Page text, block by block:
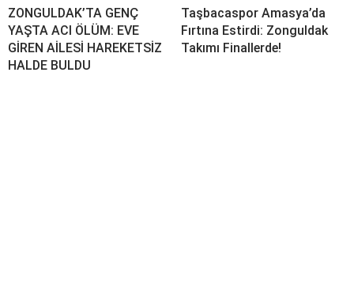
ZONGULDAK’TA GENÇ
YAŞTA ACI ÖLÜM: EVE
GİREN AİLESİ HAREKETSİZ
HALDE BULDU
Taşbacaspor Amasya’da
Fırtına Estirdi: Zonguldak
Takımı Finallerde!